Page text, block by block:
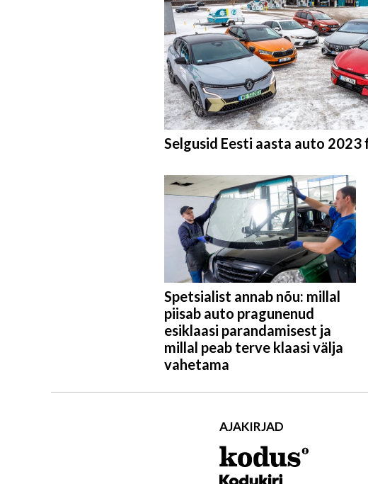
Selgusid Eesti aasta auto
Spetsialist annab nõu: millal
piisab auto pragunenud
esiklaasi parandamisest ja
millal peab terve klaasi välja
vahetama
AJAKIRJAD